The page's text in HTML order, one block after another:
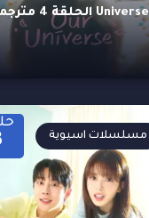
Universe الحلقة 4 مترجمة
مسلسلات اسيوية